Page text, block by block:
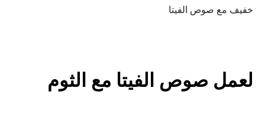
خفيف مع صوص الفيتا
لعمل صوص الفيتا مع الثوم